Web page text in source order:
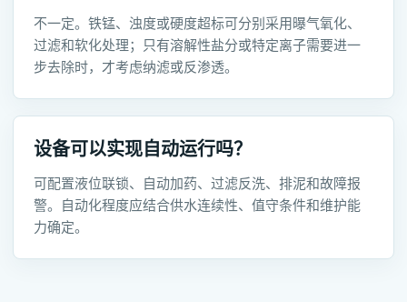
不一定。铁锰、浊度或硬度超标可分别采用曝气氧化、
过滤和软化处理；只有溶解性盐分或特定离子需要进一
步去除时，才考虑纳滤或反渗透。
设备可以实现自动运行吗？
可配置液位联锁、自动加药、过滤反洗、排泥和故障报
警。自动化程度应结合供水连续性、值守条件和维护能
力确定。